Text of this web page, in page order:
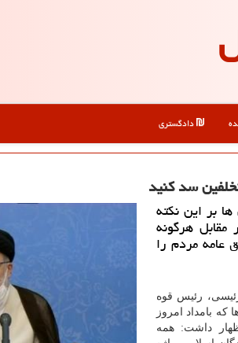
دادگستری
سد كنید
بر این نكته
هرگونه
عامه مردم را
رئیس قوه
بامداد امروز
داشت: همه